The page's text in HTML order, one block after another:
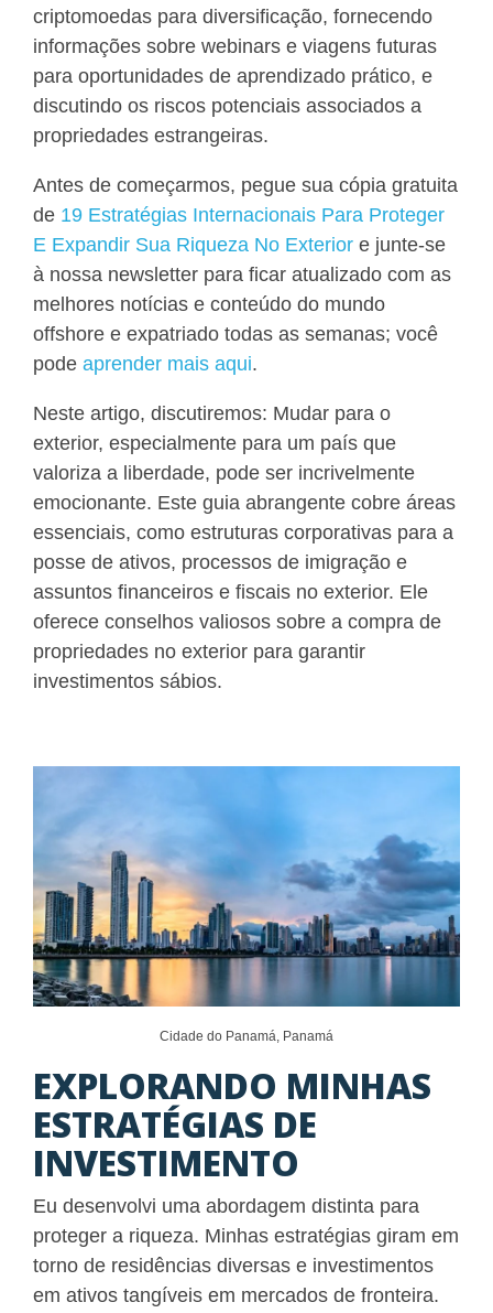
criptomoedas para diversificação, fornecendo
informações sobre webinars e viagens futuras
para oportunidades de aprendizado prático, e
discutindo os riscos potenciais associados a
propriedades estrangeiras.
Antes de começarmos, pegue sua cópia gratuita
de 19 Estratégias Internacionais Para Proteger
E Expandir Sua Riqueza No Exterior e junte-se
à nossa newsletter para ficar atualizado com as
melhores notícias e conteúdo do mundo
offshore e expatriado todas as semanas; você
pode aprender mais aqui.
Neste artigo, discutiremos: Mudar para o
exterior, especialmente para um país que
valoriza a liberdade, pode ser incrivelmente
emocionante. Este guia abrangente cobre áreas
essenciais, como estruturas corporativas para a
posse de ativos, processos de imigração e
assuntos financeiros e fiscais no exterior. Ele
oferece conselhos valiosos sobre a compra de
propriedades no exterior para garantir
investimentos sábios.
Cidade do Panamá, Panamá
EXPLORANDO MINHAS
ESTRATÉGIAS DE
INVESTIMENTO
Eu desenvolvi uma abordagem distinta para
proteger a riqueza. Minhas estratégias giram em
torno de residências diversas e investimentos
em ativos tangíveis em mercados de fronteira.